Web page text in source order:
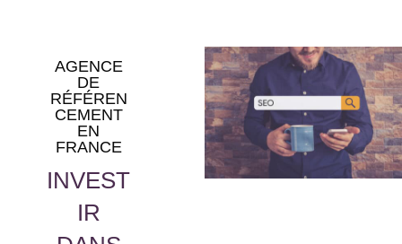
AGENCE
DE
RÉFÉREN
CEMENT
EN
FRANCE
INVEST
IR